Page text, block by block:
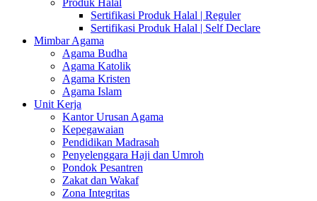
Sertifikasi Produk Halal | Reguler
Sertifikasi Produk Halal | Self Declare
Mimbar Agama
Agama Budha
Agama Katolik
Agama Kristen
Agama Islam
Unit Kerja
Kantor Urusan Agama
Kepegawaian
Pendidikan Madrasah
Penyelenggara Haji dan Umroh
Pondok Pesantren
Zakat dan Wakaf
Zona Integritas